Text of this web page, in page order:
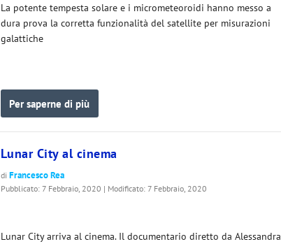
La potente tempesta solare e i micrometeoroidi hanno messo a
dura prova la corretta funzionalità del satellite per misurazioni
galattiche
Per saperne di più
Lunar City al cinema
di Francesco Rea
Pubblicato: 7 Febbraio, 2020 | Modificato: 7 Febbraio, 2020
Lunar City arriva al cinema. Il documentario diretto da Alessandra